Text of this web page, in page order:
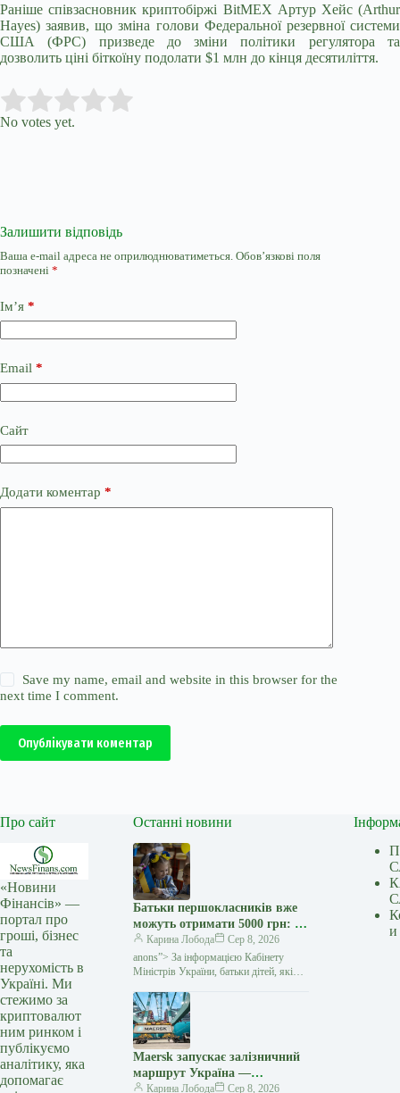
Раніше співзасновник криптобіржі BitMEX Артур Хейс (Arthur
Hayes) заявив, що зміна голови Федеральної резервної системи
США (ФРС) призведе до зміни політики регулятора та
дозволить ціні біткоїну подолати $1 млн до кінця десятиліття.
Rate this item:
No votes yet.
Залишити відповідь
Ваша e-mail адреса не оприлюднюватиметься. Обов’язкові поля
позначені *
Ім’я *
Email *
Сайт
Додати коментар *
Save my name, email and website in this browser for the
next time I comment.
Опублікувати коментар
Про сайт
«Новини
Фінансів» —
портал про
гроші, бізнес
та
нерухомість в
Україні. Ми
стежимо за
криптовалют
ним ринком і
публікуємо
аналітику, яка
допомагає
Останні новини
Батьки першокласників вже
можуть отримати 5000 грн: як
оформити «Пакунок
школяра» — Мінфін
Карина Лобода
Сер 8, 2026
anons”> За інформацією Кабінету
Міністрів України, батьки дітей, які
до першого класу, вже можуть подати
заяву на отримання
Maersk запускає залізничний
маршрут Україна —
Констанца через атаки на
Карина Лобода Сер 8, 2026
и